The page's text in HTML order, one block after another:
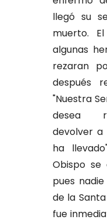
llegó su
muerto.
algunas
rezaran
después
"Nuestra
desea
devolver a
ha
Obispo se
pues
de la
fue